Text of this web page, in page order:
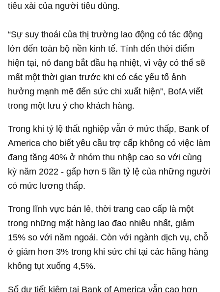
tiêu xài của người tiêu dùng.
“Sự suy thoái của thị trường lao động có tác động
lớn đến toàn bộ nền kinh tế. Tính đến thời điểm
hiện tại, nó đang bắt đầu hạ nhiệt, vì vậy có thể sẽ
mất một thời gian trước khi có các yếu tố ảnh
hưởng mạnh mẽ đến sức chi xuất hiện”, BofA viết
trong một lưu ý cho khách hàng.
Trong khi tỷ lệ thất nghiệp vẫn ở mức thấp, Bank of
America cho biết yêu cầu trợ cấp không có việc làm
đang tăng 40% ở nhóm thu nhập cao so với cùng
kỳ năm 2022 - gấp hơn 5 lần tỷ lệ của những người
có mức lương thấp.
Trong lĩnh vực bán lẻ, thời trang cao cấp là một
trong những mặt hàng lao đao nhiều nhất, giảm
15% so với năm ngoái. Còn với ngành dịch vụ, chỗ
ở giảm hơn 3% trong khi sức chi tại các hãng hàng
không tụt xuống 4,5%.
Số dư tiết kiệm tại Bank of America vẫn cao hơn